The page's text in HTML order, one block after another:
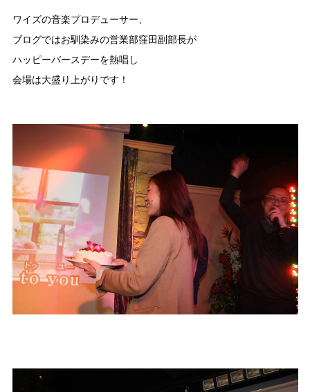
ワイズの音楽プロデューサー、
ブログではお馴染みの営業部窪田副部長が
ハッピーバースデーを熱唱し
会場は大盛り上がりです！